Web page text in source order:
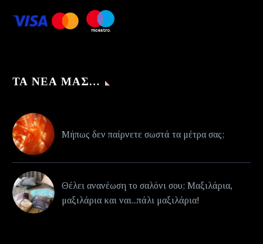
ΤΑ ΝΈΑ ΜΑΣ…
Μήπως δεν παίρνετε σωστά τα μέτρα σας;
Θέλει ανανέωση το σαλόνι σου; Μαξιλάρια,
μαξιλάρια και ναι...πάλι μαξιλάρια!